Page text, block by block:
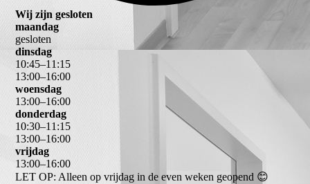
Wij zijn gesloten
maandag
gesloten
dinsdag
10:45–11 :15
13:00–16:00
woensdag
13:00–16:00
donderdag
10:30–11 :15
13:00–16:00
vrijdag
13:00–16:00
LET OP: Alleen op vrijdag in de even weken geopend 😊